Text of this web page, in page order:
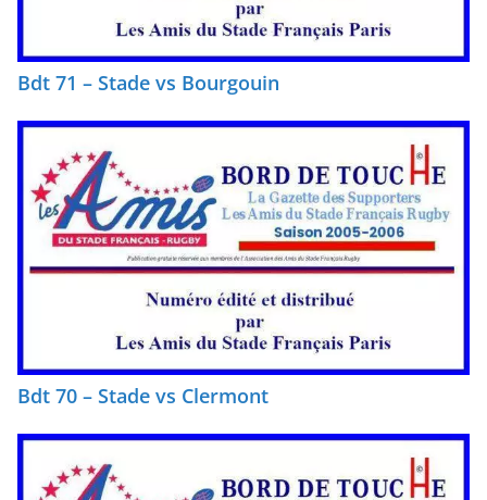
Bdt 71 – Stade vs Bourgouin
Bdt 70 – Stade vs Clermont